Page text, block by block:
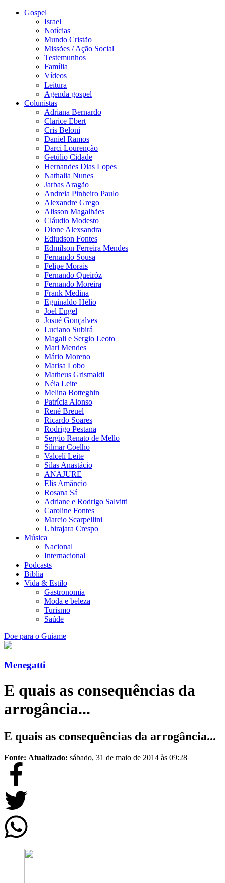
Gospel
Israel
Notícias
Mundo Cristão
Missões / Ação Social
Testemunhos
Família
Vídeos
Leitura
Agenda gospel
Colunistas
Adriana Bernardo
Clarice Ebert
Cris Beloni
Daniel Ramos
Darci Lourenção
Getúlio Cidade
Hernandes Dias Lopes
Nathalia Nunes
Jarbas Aragão
Andreia Pinheiro Paulo
Alexandre Grego
Alisson Magalhães
Cláudio Modesto
Dione Alexsandra
Ediudson Fontes
Edmilson Ferreira Mendes
Fernando Sousa
Felipe Morais
Fernando Queiróz
Fernando Moreira
Frank Medina
Eguinaldo Hélio
Joel Engel
Josué Gonçalves
Luciano Subirá
Magali e Sergio Leoto
Mari Mendes
Mário Moreno
Marisa Lobo
Matheus Grismaldi
Néia Leite
Melina Botteghin
Patrícia Alonso
René Breuel
Ricardo Soares
Rodrigo Pestana
Sergio Renato de Mello
Silmar Coelho
Valcelí Leite
Silas Anastácio
ANAJURE
Elis Amâncio
Rosana Sá
Adriane e Rodrigo Salvitti
Caroline Fontes
Marcio Scarpellini
Ubirajara Crespo
Música
Nacional
Internacional
Podcasts
Bíblia
Vida & Estilo
Gastronomia
Moda e beleza
Turismo
Saúde
Doe para o Guiame
Menegatti
E quais as consequências da
arrogância...
E quais as consequências da arrogância...
Fonte: Atualizado: sábado, 31 de maio de 2014 às 09:28